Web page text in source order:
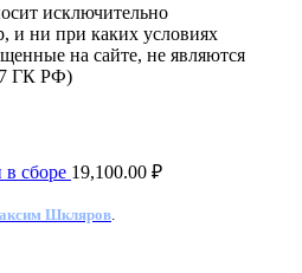
исключительно
и ни при каких условиях
на сайте, не являются
ГК РФ)
в сборе 19,100.00 ₽
Шкляров.